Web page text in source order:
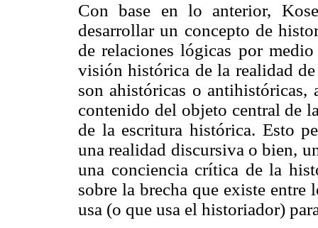
Con base en lo anterior,
desarrollar un concepto de
de relaciones lógicas por
visión histórica de la realidad
son ahistóricas o
contenido del objeto central de
de la escritura histórica. Esto
una realidad discursiva o bien,
una conciencia crítica de la
sobre la brecha que existe
usa (o que usa el historiador)